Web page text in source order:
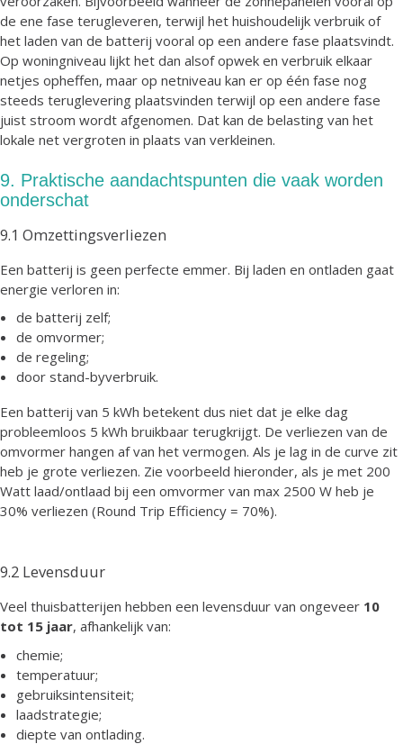
de ene fase terugleveren, terwijl het huishoudelijk verbruik of
het laden van de batterij vooral op een andere fase plaatsvindt.
Op woningniveau lijkt het dan alsof opwek en verbruik elkaar
netjes opheffen, maar op netniveau kan er op één fase nog
steeds teruglevering plaatsvinden terwijl op een andere fase
juist stroom wordt afgenomen. Dat kan de belasting van het
lokale net vergroten in plaats van verkleinen.
9. Praktische aandachtspunten die vaak worden
onderschat
9.1 Omzettingsverliezen
Een batterij is geen perfecte emmer. Bij laden en ontladen gaat
energie verloren in:
de batterij zelf;
de omvormer;
de regeling;
door stand-byverbruik.
Een batterij van 5 kWh betekent dus niet dat je elke dag
probleemloos 5 kWh bruikbaar terugkrijgt. De verliezen van de
omvormer hangen af van het vermogen. Als je lag in de curve zit
heb je grote verliezen. Zie voorbeeld hieronder, als je met 200
Watt laad/ontlaad bij een omvormer van max 2500 W heb je
30% verliezen (Round Trip Efficiency = 70%).
9.2 Levensduur
Veel thuisbatterijen hebben een levensduur van ongeveer 10
tot 15 jaar, afhankelijk van:
chemie;
temperatuur;
gebruiksintensiteit;
laadstrategie;
diepte van ontlading.